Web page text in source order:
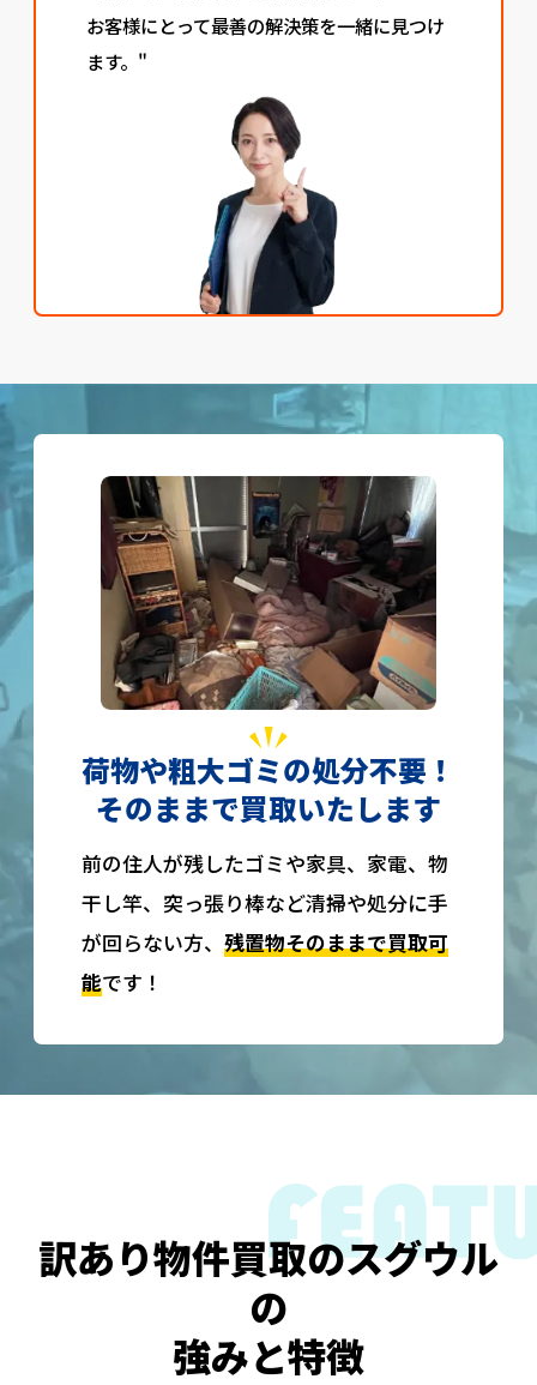
お客様にとって最善の解決策を一緒に見つけ
ます。"
荷物や粗大ゴミの処分不要！
そのままで買取いたします
前の住人が残したゴミや家具、家電、物
干し竿、突っ張り棒など清掃や処分に手
が回らない方、 残置物そのままで買取可
能です！
訳あり物件買取のスグウル
の
強みと特徴